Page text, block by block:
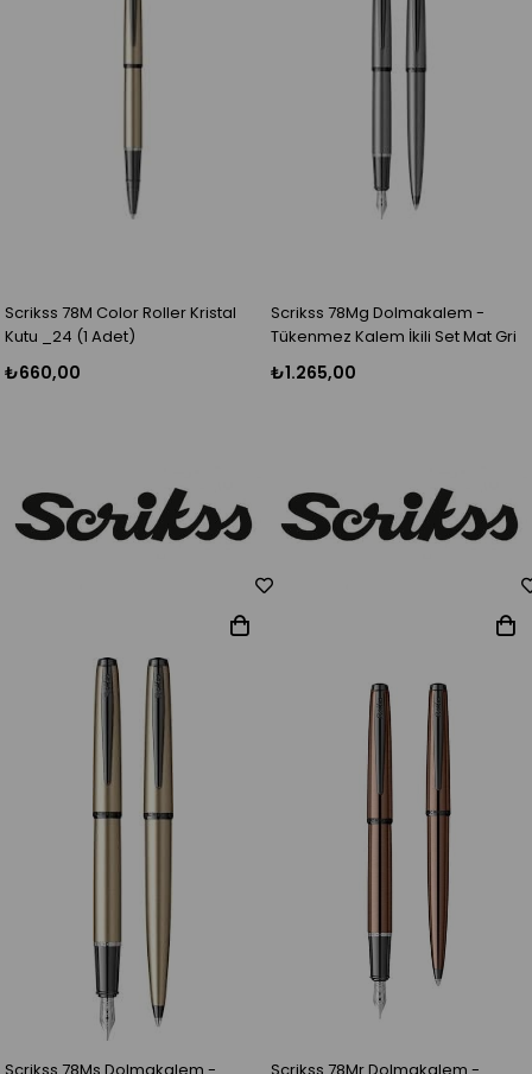
Scrikss 78M Color Roller Kristal
Kutu _24 (1 Adet)
₺660,00
Scrikss 78Mg Dolmakalem -
Tükenmez Kalem İkili Set Mat Gri
₺1.265,00
Scrikss 78Ms Dolmakalem - Scrikss 78Mr Dolmakalem -